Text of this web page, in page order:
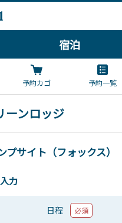
宿泊
予約カゴ 予約一覧
ーンロッジ
プサイト（フォックス）
力
日程 必須